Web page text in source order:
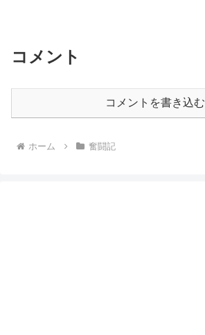
コメント
コメントを書き込む
ホーム 奮闘記